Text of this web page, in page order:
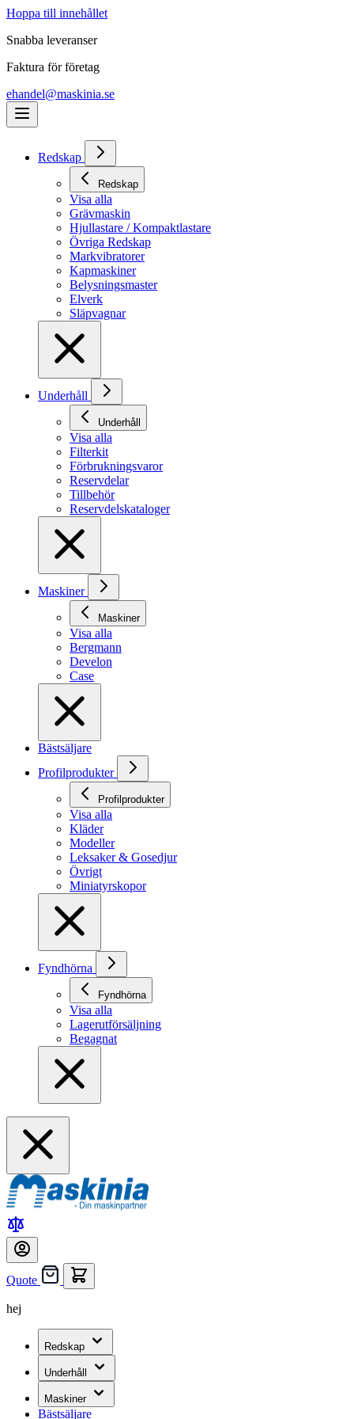
Hoppa till innehållet
Snabba leveranser
Faktura för företag
ehandel@maskinia.se
Redskap
Redskap
Visa alla
Grävmaskin
Hjullastare / Kompaktlastare
Övriga Redskap
Markvibratorer
Kapmaskiner
Belysningsmaster
Elverk
Släpvagnar
Underhåll
Underhåll
Visa alla
Filterkit
Förbrukningsvaror
Reservdelar
Tillbehör
Reservdelskataloger
Maskiner
Maskiner
Visa alla
Bergmann
Develon
Case
Bästsäljare
Profilprodukter
Profilprodukter
Visa alla
Kläder
Modeller
Leksaker & Gosedjur
Övrigt
Miniatyrskopor
Fyndhörna
Fyndhörna
Visa alla
Lagerutförsäljning
Begagnat
Quote
hej
Redskap
Underhåll
Maskiner
Bästsäljare